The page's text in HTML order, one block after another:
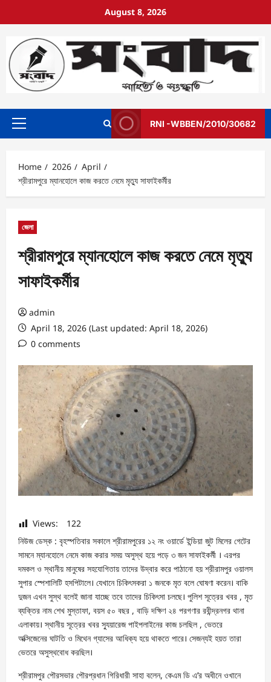
August 8, 2026
RNI -WBBEN/2010/30682
Home 2026
April
শ্রীরামপুরে ম্যানহোলে কাজ করতে নেমে মৃত্যু সাফাইকর্মীর
জেলা
শ্রীরামপুরে ম্যানহোলে কাজ করতে নেমে মৃত্যু
সাফাইকর্মীর
admin
April 18, 2026 (Last updated: April 18, 2026)
0 comments
Views:
122
নিউজ ডেস্ক : বৃহস্পতিবার সকালে শ্রীরামপুরের ১২ নং ওয়ার্ডে ইন্ডিয়া জুট মিলের গেটের
সামনে ম্যানহোলে নেমে কাজ করার সময় অসুস্থ হয়ে পড়ে ৩ জন সাফাইকর্মী । এরপর
দমকল ও স্থানীয় মানুষের সহযোগিতায় তাদের উদ্বার করে পাঠানো হয় শ্রীরামপুর ওয়ালস
সুপার স্পেশালিটি হসপিটালে। যেখানে চিকিৎসকরা ১ জনকে মৃত বলে ঘোষণা করেন। বাকি
দুজন এখন সুস্থ বলেই জানা যাচ্ছে তবে তাদের চিকিৎসা চলছে। পুলিশ সূত্রের খবর , মৃত
ব্যক্তির নাম শেখ মুস্তাফা, বয়স ৫০ বছর , বাড়ি দক্ষিণ ২৪ পরগণার রবীন্দ্রনগর থানা
এলাকায়। স্থানীয় সূত্রের খবর স্যুয়ারেজ পাইপলাইনের কাজ চলছিল , ভেতরে
অক্সিজেনের ঘাটতি ও মিথেন গ্যাসের আধিক্য হয়ে থাকতে পারে। সেজন্যই হয়ত তারা
ভেতরে অসুস্থবোধ করছিল।
শ্রীরামপুর পৌরসভার পৌরপ্রধান গিরিধারী সাহা বলেন, কেএম ডি এ’র অধীনে ওখানে